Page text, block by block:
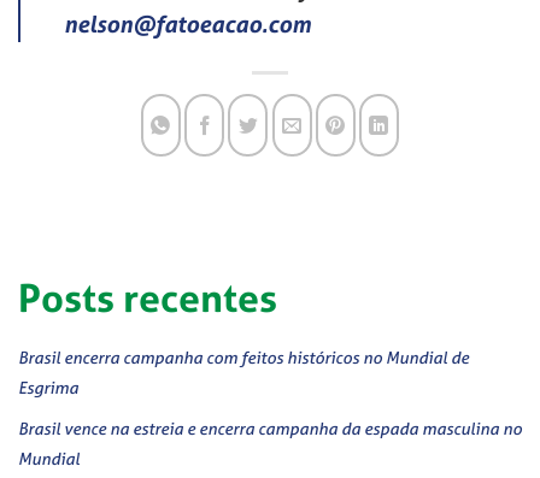
nelson@fatoeacao.com
Posts recentes
Brasil encerra campanha com feitos históricos no Mundial de
Esgrima
Brasil vence na estreia e encerra campanha da espada masculina no
Mundial